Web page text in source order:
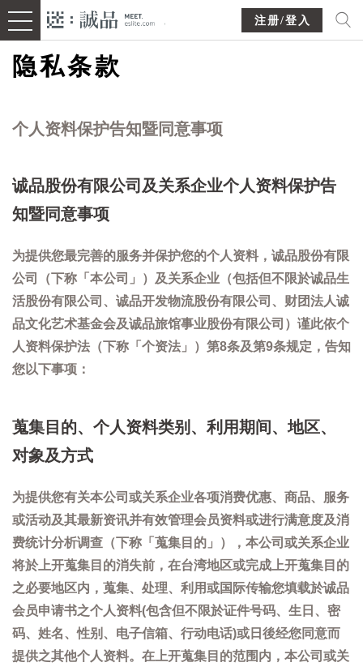
注册/登入
隐私条款
个人资料保护告知暨同意事项
诚品股份有限公司及关系企业个人资料保护告
知暨同意事项
为提供您最完善的服务并保护您的个人资料，诚品股份有限
公司（下称「本公司」）及关系企业（包括但不限於诚品生
活股份有限公司、诚品开发物流股份有限公司、财团法人诚
品文化艺术基金会及诚品旅馆事业股份有限公司）谨此依个
人资料保护法（下称「个资法」）第8条及第9条规定，告知
您以下事项：
蒐集目的、个人资料类别、利用期间、地区、
对象及方式
为提供您有关本公司或关系企业各项消费优惠、商品、服务
或活动及其最新资讯并有效管理会员资料或进行满意度及消
费统计分析调查（下称「蒐集目的」），本公司或关系企业
将於上开蒐集目的消失前，在台湾地区或完成上开蒐集目的
之必要地区内，蒐集、处理、利用或国际传输您填载於诚品
会员申请书之个人资料(包含但不限於证件号码、生日、密
码、姓名、性别、电子信箱、行动电话)或日後经您同意而
提供之其他个人资料。在上开蒐集目的范围内，本公司或关